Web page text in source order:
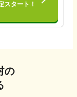
スタート！
の